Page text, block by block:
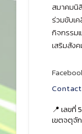
สมาคมนิ
ร่วมขับเ
กิจกรรม
เสริมสัง
Contact
📍 เลขที่
เขตจตุจั